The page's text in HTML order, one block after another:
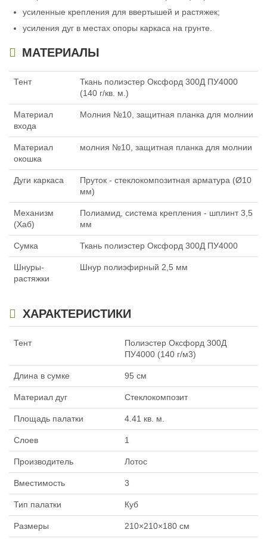
усиленные крепления для ввертышей и растяжек;
усиления дуг в местах опоры каркаса на грунте.
МАТЕРИАЛЫ
Тент
Ткань полиэстер Оксфорд 300Д ПУ4000
(140 г/кв. м.)
Материал
входа
Молния №10, защитная планка для молнии
Материал
окошка
молния №10, защитная планка для молнии
Дуги каркаса
Пруток - стеклокомпозитная арматура (Ø10
мм)
Механизм
(Хаб)
Полиамид, система крепления - шплинт 3,5
мм
Сумка Ткань полиэстер Оксфорд 300Д ПУ4000
Шнуры-
растяжки
Шнур полиэфирный 2,5 мм
ХАРАКТЕРИСТИКИ
Тент
Полиэстер Оксфорд 300Д
ПУ4000 (140 г/м3)
Длина в сумке 95 см
Материал дуг Стеклокомпозит
Площадь палатки 4.41 кв. м.
Слоев 1
Производитель Лотос
Вместимость 3
Тип палатки Куб
Размеры 210×210×180 см